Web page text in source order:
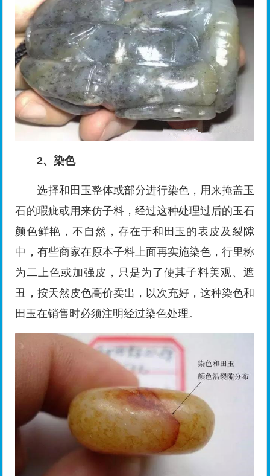
2、染色
选择和田玉整体或部分进行染色，用来掩盖玉
石的瑕疵或用来仿子料，经过这种处理过后的玉石
颜色鲜艳，不自然，存在于和田玉的表皮及裂隙
中，有些商家在原本子料上面再实施染色，行里称
为二上色或加强皮，只是为了使其子料美观、遮
丑，按天然皮色高价卖出，以次充好，这种染色和
田玉在销售时必须注明经过染色处理。